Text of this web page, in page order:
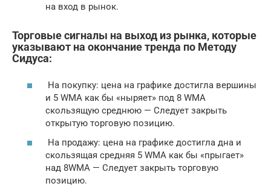
на вход в рынок.
Торговые сигналы на выход из рынка, которые
указывают на окончание тренда по Методу
Сидуса:
На покупку: цена на графике достигла вершины
и 5 WMA как бы «ныряет» под 8 WMA
скользящую среднюю — Следует закрыть
открытую торговую позицию.
На продажу: цена на графике достигла дна и
скользящая средняя 5 WMA как бы «прыгает»
над 8WMA — Следует закрыть торговую
позицию.